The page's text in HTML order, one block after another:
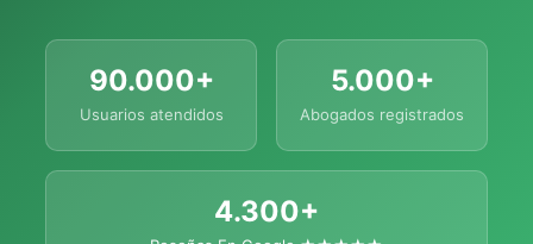
90.000+
Usuarios atendidos
5.000+
Abogados registrados
4.300+